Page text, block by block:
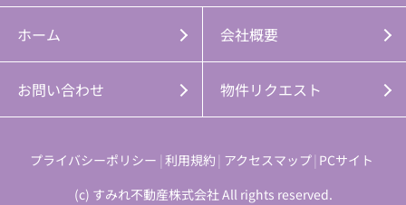
ホーム 会社概要
お問い合わせ 物件リクエスト
プライバシーポリシー 利用規約 アクセスマップ PCサイト
(c) すみれ不動産株式会社 All rights reserved.